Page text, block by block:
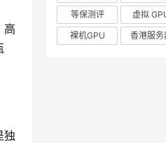
高
独
等保测评
虚拟
裸机GPU
香港服务